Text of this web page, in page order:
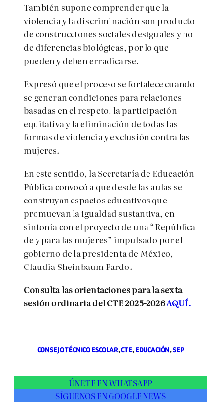
También supone comprender que la
violencia y la discriminación son producto
de construcciones sociales desiguales y no
de diferencias biológicas, por lo que
pueden y deben erradicarse.
Expresó que el proceso se fortalece cuando
se generan condiciones para relaciones
basadas en el respeto, la participación
equitativa y la eliminación de todas las
formas de violencia y exclusión contra las
mujeres.
En este sentido, la Secretaría de Educación
Pública convocó a que desde las aulas se
construyan espacios educativos que
promuevan la igualdad sustantiva, en
sintonía con el proyecto de una “República
de y para las mujeres” impulsado por el
gobierno de la presidenta de México,
Claudia Sheinbaum Pardo.
Consulta las orientaciones para la sexta
sesión ordinaria del CTE 2025-2026AQUÍ.
CONSEJO TÉCNICO ESCOLAR, CTE, EDUCACIÓN, SEP
ÚNETE EN WHATSAPP
SÍGUENOS EN GOOGLE NEWS